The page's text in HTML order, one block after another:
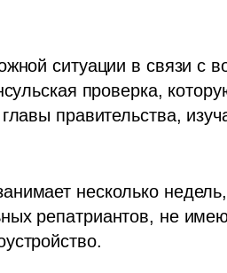
ситуации в связи с
проверка,
правительства,
несколько
репатриантов, не